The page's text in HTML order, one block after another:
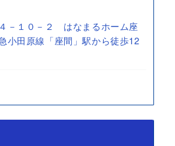
－１０－２ はなまるホーム座
田原線「座間」駅から徒歩12